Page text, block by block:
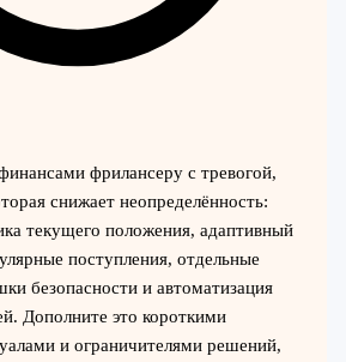
фрилансеру с тревогой,
снижает неопределённость:
текущего положения, адаптивный
поступления, отдельные
безопасности и автоматизация
Дополните это короткими
и ограничителями решений,